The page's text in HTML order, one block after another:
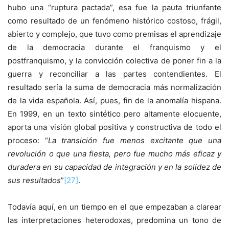
hubo una “ruptura pactada”, esa fue la pauta triunfante
como resultado de un fenómeno histórico costoso, frágil,
abierto y complejo, que tuvo como premisas el aprendizaje
de la democracia durante el franquismo y el
postfranquismo, y la convicción colectiva de poner fin a la
guerra y reconciliar a las partes contendientes. El
resultado sería la suma de democracia más normalización
de la vida española. Así, pues, fin de la anomalía hispana.
En 1999, en un texto sintético pero altamente elocuente,
aporta una visión global positiva y constructiva de todo el
proceso: “La transición fue menos excitante que una
revolución o que una fiesta, pero fue mucho más eficaz y
duradera en su capacidad de integración y en la solidez de
sus resultados” [27].
Todavía aquí, en un tiempo en el que empezaban a clarear
las interpretaciones heterodoxas, predomina un tono de